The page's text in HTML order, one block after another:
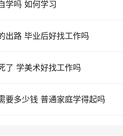
学吗 如何学习
出路 毕业后好找工作吗
了 学美术好找工作吗
要多少钱 普通家庭学得起吗